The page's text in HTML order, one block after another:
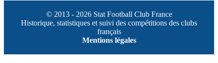
© 2013 - 2026 Stat Football Club France
Historique, statistiques et suivi des compétitions des clubs
français
Mentions légales